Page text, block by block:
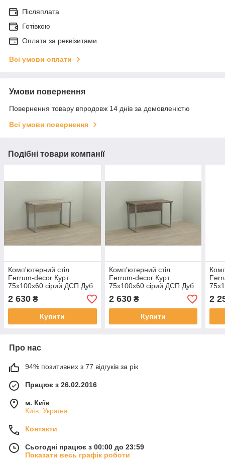
Післяплата
Готівкою
Оплата за реквізитами
Всі умови оплати
Умови повернення
Повернення товару впродовж 14 днів за домовленістю
Всі умови повернення
Подібні товари компанії
Комп'ютерний стіл
Ferrum-decor Курт
75x100x60 сірий ДСП Дуб
Сонома 32мм (FRD-
101833)
2 630 ₴
Купити
Комп'ютерний стіл
Ferrum-decor Курт
75x100x60 сірий ДСП Дуб
Сонома Труфель 32мм
(FRD-101834)
2 630₴
Купити
2
Про нас
94% позитивних з 77 відгуків за рік
Працює з 26.02.2016
м. Київ
Київ, Україна
Контакти
Сьогодні працює з 00:00 до 23:59
Показати весь графік роботи